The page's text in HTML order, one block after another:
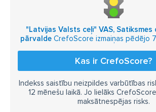
"Latvijas Valsts ceļi" VAS, Satiksmes
pārvalde CrefoScore izmaiņas pēdējo
Kas ir CrefoScore?
Indekss saistību neizpildes varbūtības
12 mēnešu laikā. Jo lielāks
maksātnespējas risks.